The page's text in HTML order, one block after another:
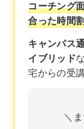
コーチング
合った時間
キャンパス
イブリッド
宅からの受
＼